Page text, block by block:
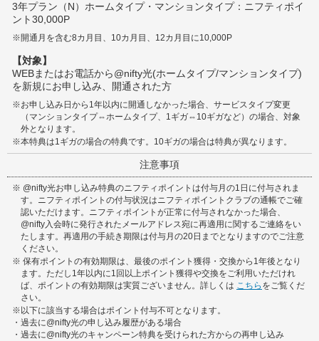
3年プラン（N）ホームタイプ・マンションタイプ：ニフティポイ
ント30,000P
※開通月を含む8カ月目、10カ月目、12カ月目に10,000P
【対象】
WEBまたはお電話から@nifty光(ホームタイプ/マンションタイプ)
を新規にお申し込み、開通された方
※お申し込み日から1年以内に開通しなかった場合、サービスタイプ変更
（マンションタイプ⇔ホームタイプ、1ギガ⇔10ギガなど）の場合、対象
外となります。
※本特典は1ギガの場合の特典です。10ギガの場合は特典が異なります。
注意事項
※ @nifty光お申し込み特典のニフティポイントは付与月の1日に付与されま
す。ニフティポイントの付与状況はニフティポイントクラブの通帳でご確
認いただけます。ニフティポイントが正常に付与されなかった場合、
@nifty入会時に発行されたメールアドレス宛に再適用に関するご連絡をい
たします。再適用の手続き期限は付与月の20日までとなりますのでご注意
ください。
※ 保有ポイントの有効期限は、最後のポイント獲得・交換から1年後となり
ます。ただし1年以内に1回以上ポイント獲得や交換をご利用いただけれ
ば、ポイントの有効期限は実質ございません。詳しくは こちら をご覧くだ
さい。
※ 以下に該当する場合はポイント付与不可となります。
・ 過去に@nifty光の申し込み履歴がある場合
・ 過去に@nifty光のキャンペーン特典を受けられた方からの再申し込み